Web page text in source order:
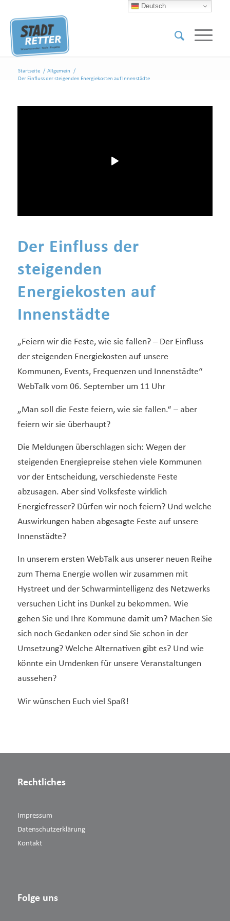
Startseite / Allgemein
/
Der Einfluss der steigenden Energiekosten auf Innenstädte
Der Einfluss der
steigenden
Energiekosten auf
Innenstädte
„Feiern wir die Feste, wie sie fallen? – Der Einfluss
der steigenden Energiekosten auf unsere
Kommunen, Events, Frequenzen und Innenstädte“
WebTalk vom 06. September um 11 Uhr
„Man soll die Feste feiern, wie sie fallen.“ – aber
feiern wir sie überhaupt?
Die Meldungen überschlagen sich: Wegen der
steigenden Energiepreise stehen viele Kommunen
vor der Entscheidung, verschiedenste Feste
abzusagen. Aber sind Volksfeste wirklich
Energiefresser? Dürfen wir noch feiern? Und welche
Auswirkungen haben abgesagte Feste auf unsere
Innenstädte?
In unserem ersten WebTalk aus unserer neuen Reihe
zum Thema Energie wollen wir zusammen mit
Hystreet und der Schwarmintelligenz des Netzwerks
versuchen Licht ins Dunkel zu bekommen. Wie
gehen Sie und Ihre Kommune damit um? Machen Sie
sich noch Gedanken oder sind Sie schon in der
Umsetzung? Welche Alternativen gibt es? Und wie
könnte ein Umdenken für unsere Veranstaltungen
aussehen?
Wir wünschen Euch viel Spaß!
Rechtliches
Impressum
Datenschutzerklärung
Kontakt
Folge uns
Deutsch